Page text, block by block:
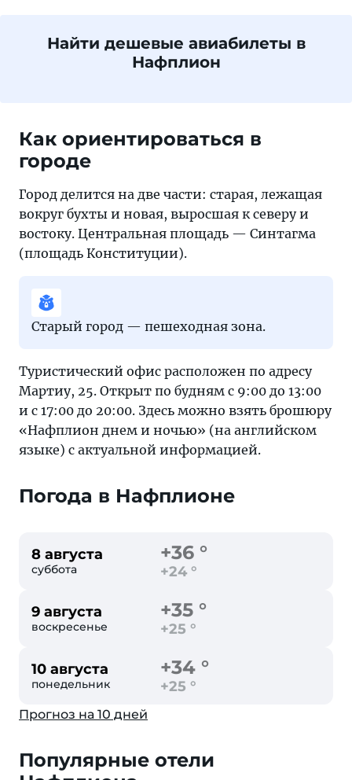
Найти дешевые авиабилеты в
Нафплион
Как ориентироваться в
городе
Город делится на две части: старая, лежащая
вокруг бухты и новая, выросшая к северу и
востоку. Центральная площадь — Синтагма
(площадь Конституции).
Старый город — пешеходная зона.
Туристический офис расположен по адресу
Мартиу, 25. Открыт по будням с 9:00 до 13:00
и с 17:00 до 20:00. Здесь можно взять брошюру
«Нафплион днем и ночью» (на английском
языке) с актуальной информацией.
Погода в Нафплионе
8 августа
суббота
+36 °
+24 °
9 августа
воскресенье
+35 °
+25 °
10 августа
понедельник
+34 °
+25 °
Прогноз на 10 дней
Популярные отели